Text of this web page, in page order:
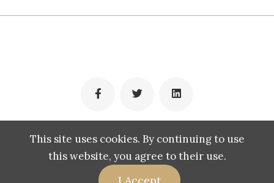
This site uses cookies. By continuing to use
this website, you agree to their use.
(c) 2009-2022 Muhamad Panji